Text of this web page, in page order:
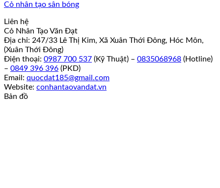
Cỏ nhân tạo sân bóng
Liên hệ
Cỏ Nhân Tạo Văn Đạt
Địa chỉ: 247/33 Lê Thị Kim, Xã Xuân Thới Đông, Hóc Môn,
(Xuân Thới Đông)
Điện thoại: 0987 700 537 (Kỹ Thuật) – 0835068968 (Hotline)
– 0849 396 396 (PKD)
Email: quocdat185@gmail.com
Website: conhantaovandat.vn
Bản đồ